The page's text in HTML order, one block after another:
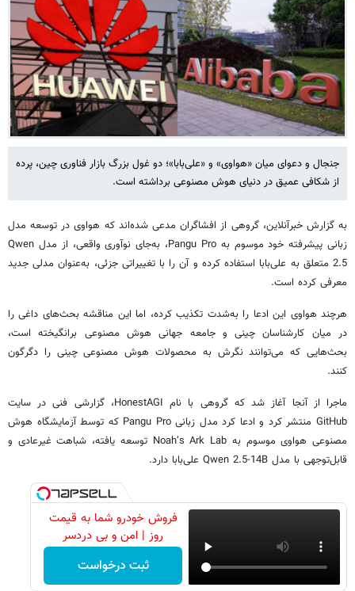
جنجال و دعوای میان «هواوی» و «علی‌بابا»‌؛ دو غول بزرگ بازار فناوری چین، پرده
از شکافی عمیق در دنیای هوش مصنوعی برداشته است.
به گزارش خبرآنلاین، گروهی از افشاگران مدعی شده‌اند که هواوی در توسعه مدل
زبانی پیشرفته خود موسوم به Pangu Pro، به‌جای نوآوری واقعی، از مدل Qwen
2.5 متعلق به علی‌بابا استفاده کرده و آن را با تغییراتی جزئی، به‌عنوان مدلی جدید
معرفی کرده است.
هرچند هواوی این ادعا را به‌شدت تکذیب کرده، اما این مناقشه بحث‌های داغی را
در میان کارشناسان چینی و جامعه جهانی هوش مصنوعی برانگیخته است،
بحث‌هایی که می‌توانند نگرش به محصولات هوش مصنوعی چینی را دگرگون
کنند.
ماجرا از آنجا آغاز شد که گروهی با نام HonestAGI، گزارشی فنی در سایت
GitHub منتشر کرد و ادعا کرد مدل زبانی Pangu Pro که توسط آزمایشگاه هوش
مصنوعی هواوی موسوم به Noah’s Ark Lab توسعه یافته، شباهت غیرعادی و
قابل‌توجهی با مدل Qwen 2.5-14B علی‌بابا دارد.
فروش خودرو شما به قیمت
روز | امن و بی دردسر
ثبت درخواست